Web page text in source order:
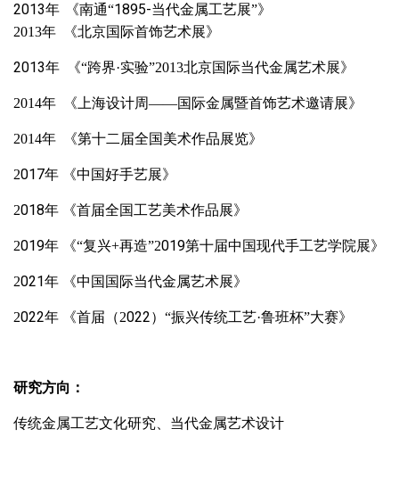
2013年 《南通“1895-当代金属工艺展”》
2013年 《北京国际首饰艺术展》
2013年 《“跨界·实验”2013北京国际当代金属艺术展》
2014年 《上海设计周——国际金属暨首饰艺术邀请展》
2014年 《第十二届全国美术作品展览》
2017年 《中国好手艺展》
2018年 《首届全国工艺美术作品展》
2019年 《“复兴+再造”2019第十届中国现代手工艺学院展》
2021年 《中国国际当代金属艺术展》
2022年 《首届（2022）“振兴传统工艺·鲁班杯”大赛》
研究方向：
传统金属工艺文化研究、当代金属艺术设计